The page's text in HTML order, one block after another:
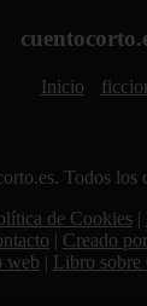
Inicio
Todos los
de Cookies|
| Creado
web | Libro sobre